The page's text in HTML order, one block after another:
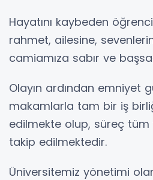
Hayatını kaybeden
rahmet, ailesine,
camiamıza sabır ve
Olayın ardından emniyet
makamlarla tam bir iş
edilmekte olup, süreç tüm
takip edilmektedir.
Üniversitemiz yönetimi